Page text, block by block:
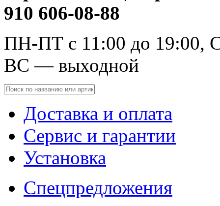
910 606-08-88
ПН-ПТ с 11:00 до 19:00,
ВС — выходной
Доставка и оплата
Сервис и гарантии
Установка
Спецпредложения